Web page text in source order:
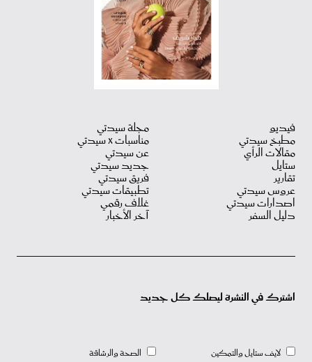
فيديو
مطبخ سيدتي
مقالات الرأي
ستايل
تقارير
عروس سيدتي
اصدارات سيدتي
دليل السفر
مجلة سيدتي
مناسبات X سيدتي
عن سيدتي
جديد سيدتي
فريق سيدتي
تطبيقات سيدتي
غلاف رقمي
آخر الأخبار
اشترك في النشرة ليصلك كل جديد
لايف ستايل والتمكين
الصحة والرشاقة